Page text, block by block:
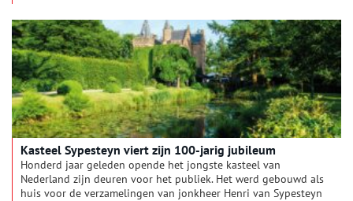
Kasteel Sypesteyn viert zijn 100-jarig jubileum
Honderd jaar geleden opende het jongste kasteel van
Nederland zijn deuren voor het publiek. Het werd gebouwd als
huis voor de verzamelingen van jonkheer Henri van Sypesteyn